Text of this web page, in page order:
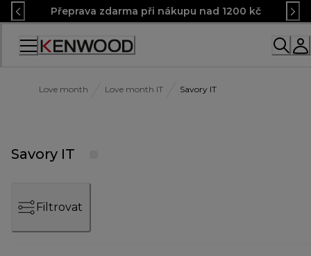
Skip
to
Content
Přeprava zdarma při nákupu nad 1200 kč
Accessibility
Love month Love month IT Savory IT
Savory IT
Filtrovat